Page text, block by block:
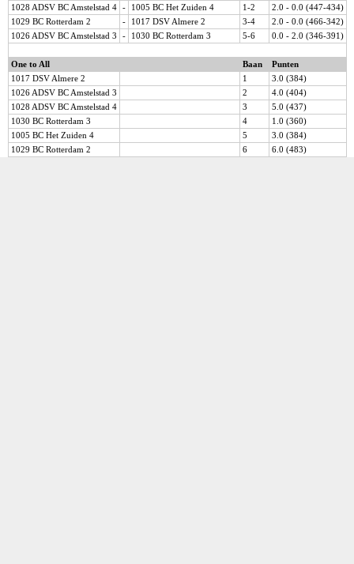
1028 ADSV BC Amstelstad 4
- 1005 BC Het Zuiden 4 1-2
2.0 - 0.0 (447-434)
1029 BC Rotterdam 2
- 1017 DSV Almere 2 3-4
2.0 - 0.0 (466-342)
1026 ADSV BC Amstelstad 3
- 1030 BC Rotterdam 3 5-6 0.0 - 2.0 (346-391)
One to All Baan
Punten
1017 DSV Almere 2
1
3.0 (384)
1026 ADSV BC Amstelstad 3
2
4.0 (404)
1028 ADSV BC Amstelstad 4
3
5.0 (437)
1030 BC Rotterdam 3
4
1.0 (360)
1005 BC Het Zuiden 4
5
3.0 (384)
1029 BC Rotterdam 2
6 6.0 (483)